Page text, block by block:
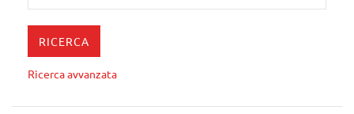
Ricerca avvanzata